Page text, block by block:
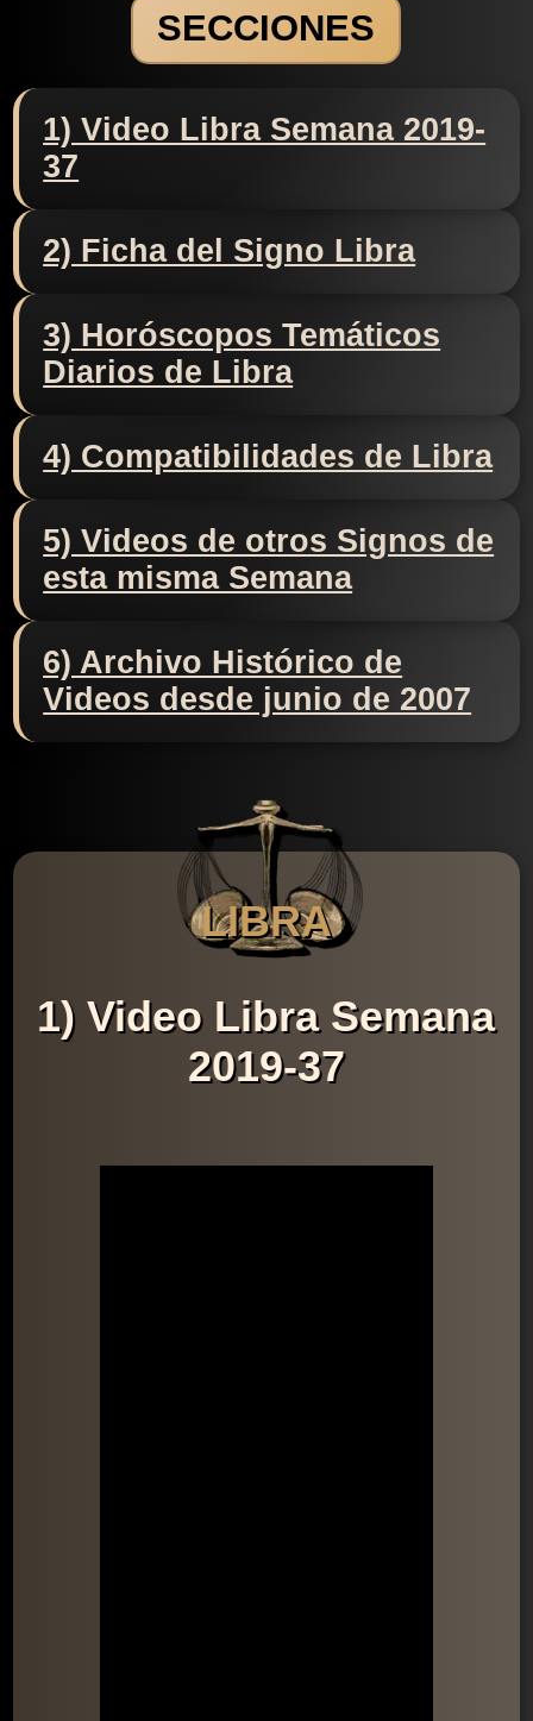
SECCIONES
1) Video Libra Semana 2019-
37
2) Ficha del Signo Libra
3) Horóscopos Temáticos
Diarios de Libra
4) Compatibilidades de Libra
5) Videos de otros Signos de
esta misma Semana
6) Archivo Histórico de
Videos desde junio de 2007
LIBRA
1) Video Libra Semana
2019-37